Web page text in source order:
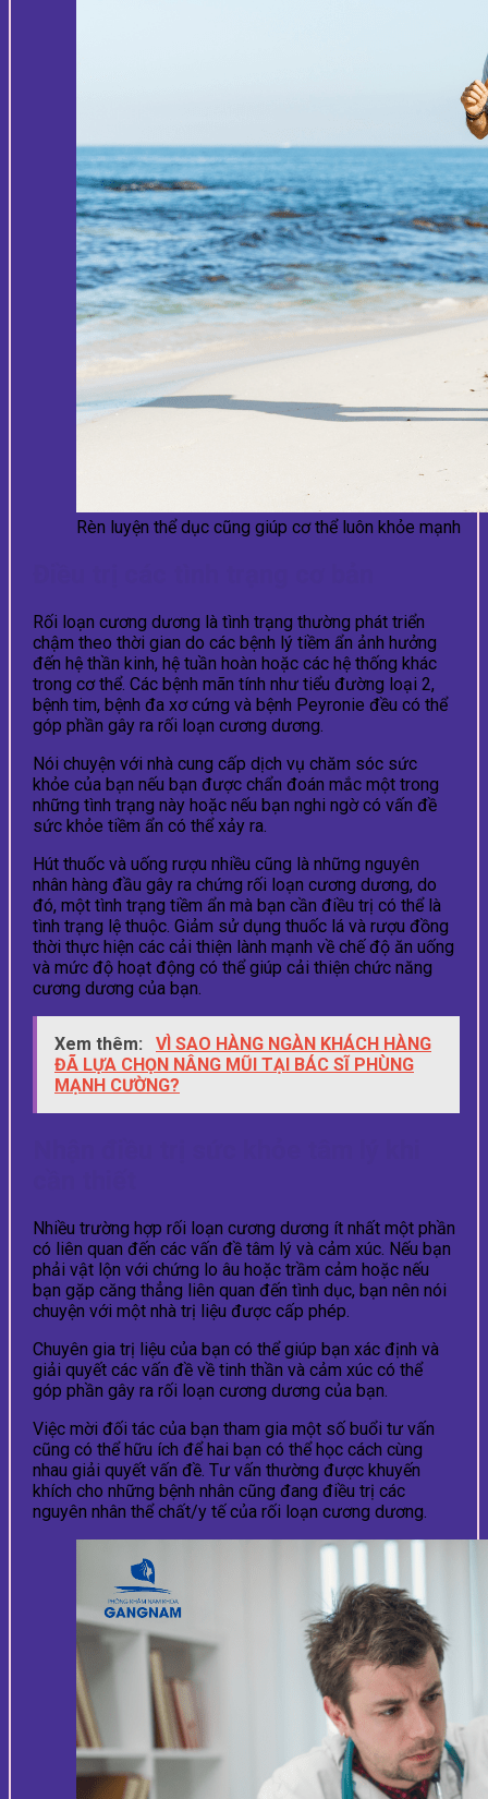
Rèn luyện thể dục cũng giúp cơ thể luôn khỏe mạnh
Rối loạn cương dương là tình trạng thường phát triển
chậm theo thời gian do các bệnh lý tiềm ẩn ảnh hưởng
đến hệ thần kinh, hệ tuần hoàn hoặc các hệ thống khác
trong cơ thể. Các bệnh mãn tính như tiểu đường loại 2,
bệnh tim, bệnh đa xơ cứng và bệnh Peyronie đều có thể
góp phần gây ra rối loạn cương dương.
Nói chuyện với nhà cung cấp dịch vụ chăm sóc sức
khỏe của bạn nếu bạn được chẩn đoán mắc một trong
những tình trạng này hoặc nếu bạn nghi ngờ có vấn đề
sức khỏe tiềm ẩn có thể xảy ra.
Hút thuốc và uống rượu nhiều cũng là những nguyên
nhân hàng đầu gây ra chứng rối loạn cương dương, do
đó, một tình trạng tiềm ẩn mà bạn cần điều trị có thể là
tình trạng lệ thuộc. Giảm sử dụng thuốc lá và rượu đồng
thời thực hiện các cải thiện lành mạnh về chế độ ăn uống
và mức độ hoạt động có thể giúp cải thiện chức năng
cương dương của bạn.
Xem thêm:
VÌ SAO HÀNG NGÀN KHÁCH HÀNG
ĐÃ LỰA CHỌN NÂNG MŨI TẠI BÁC SĨ PHÙNG
MẠNH CƯỜNG?
Nhiều trường hợp rối loạn cương dương ít nhất một phần
có liên quan đến các vấn đề tâm lý và cảm xúc. Nếu bạn
phải vật lộn với chứng lo âu hoặc trầm cảm hoặc nếu
bạn gặp căng thẳng liên quan đến tình dục, bạn nên nói
chuyện với một nhà trị liệu được cấp phép.
Chuyên gia trị liệu của bạn có thể giúp bạn xác định và
giải quyết các vấn đề về tinh thần và cảm xúc có thể
góp phần gây ra rối loạn cương dương của bạn.
Việc mời đối tác của bạn tham gia một số buổi tư vấn
cũng có thể hữu ích để hai bạn có thể học cách cùng
nhau giải quyết vấn đề. Tư vấn thường được khuyến
khích cho những bệnh nhân cũng đang điều trị các
nguyên nhân thể chất/y tế của rối loạn cương dương.